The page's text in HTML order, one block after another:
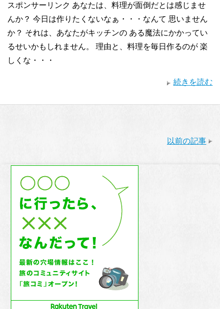
スポンサーリンク あなたは、料理が面倒だとは感じませ
んか？ 今日は作りたくないなぁ・・・なんて 思いません
か？ それは、あなたがキッチンの ある魔法にかかってい
るせいかもしれません。 理由と、料理を毎日作るのが 楽
しくな・・・
続きを読む
以前の記事